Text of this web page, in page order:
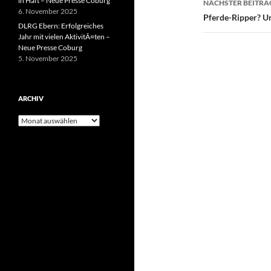
NÄCHSTER
Pferde-Ripper?
6. November 2025
DLRG Ebern: Erfolgreiches
Jahr mit vielen AktivitÃ¤ten –
Neue Presse Coburg
5. November 2025
ARCHIV
Archiv